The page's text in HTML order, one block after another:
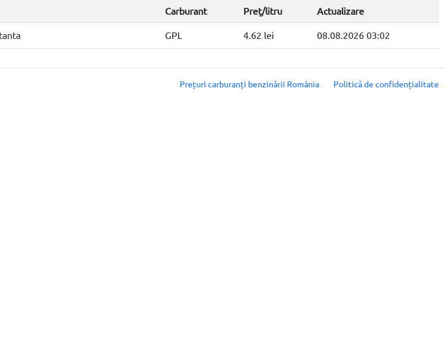
Carburant Preț/litru Actualizare
GPL 4.62 lei 08.08.2026 03:02
Prețuri carburanți benzinării România Politică de confidențialitate